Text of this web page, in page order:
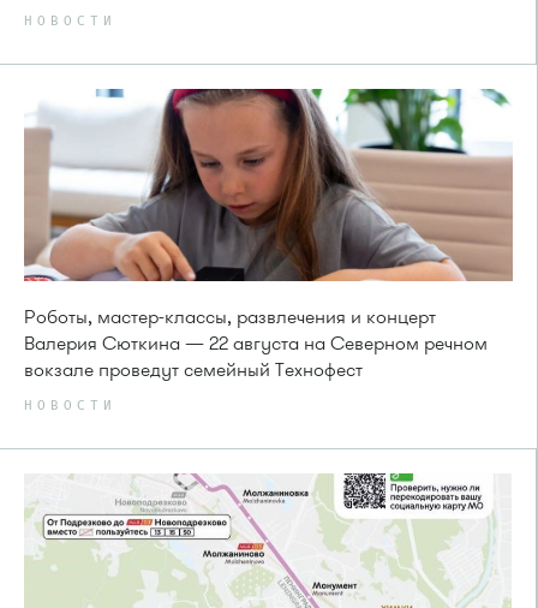
НОВОСТИ
Роботы, мастер-классы, развлечения и концерт
Валерия Сюткина — 22 августа на Северном речном
вокзале проведут семейный Технофест
НОВОСТИ